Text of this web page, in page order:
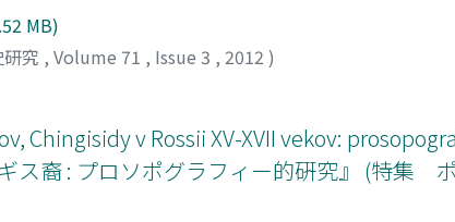
MB)
究 , Volume 71 , Issue 3 , 2012 )
Chingisidy v Rossii XV-XVII vekov:
ス裔 : プロソポグラフィー的硏究』 (特集